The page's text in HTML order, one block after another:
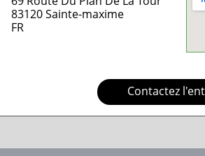
83120Sainte-maxime
FR
Contactez